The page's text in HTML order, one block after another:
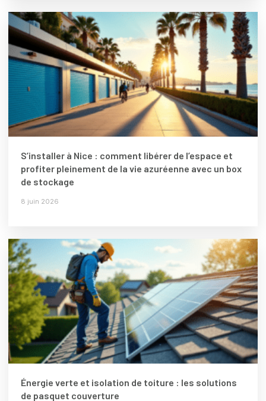
S’installer à Nice : comment libérer de l’espace et
profiter pleinement de la vie azuréenne avec un box
de stockage
8 juin 2026
Énergie verte et isolation de toiture : les solutions
de pasquet couverture